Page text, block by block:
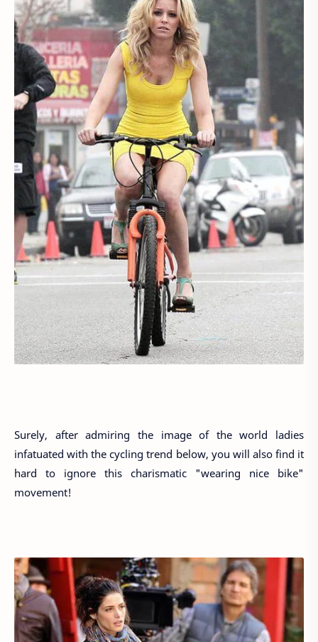
Surely, after admiring the image of the world ladies
infatuated with the cycling trend below, you will also find it
hard to ignore this charismatic "wearing nice bike"
movement!